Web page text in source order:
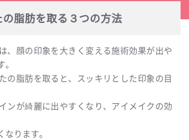
脂肪を取る３つの方法
、顔の印象を大きく変える施術効果が出や
の脂肪を取ると、スッキリとした印象の目
ンが綺麗に出やすくなり、アイメイクの効
ります。